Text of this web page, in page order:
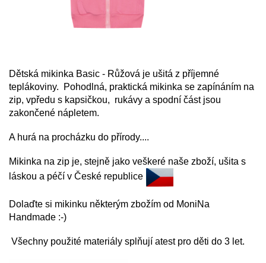
Dětská mikinka Basic - Růžová je ušitá z příjemné
teplákoviny. Pohodlná, praktická mikinka se zapínáním na
zip, vpředu s kapsičkou, rukávy a spodní část jsou
zakončené nápletem.
A hurá na procházku do přírody....
Mikinka na zip je, stejně jako veškeré naše zboží, ušita s
láskou a péčí v České republice
Dolaďte si mikinku některým zbožím od MoniNa
Handmade :-)
Všechny použité materiály splňují atest pro děti do 3 let.